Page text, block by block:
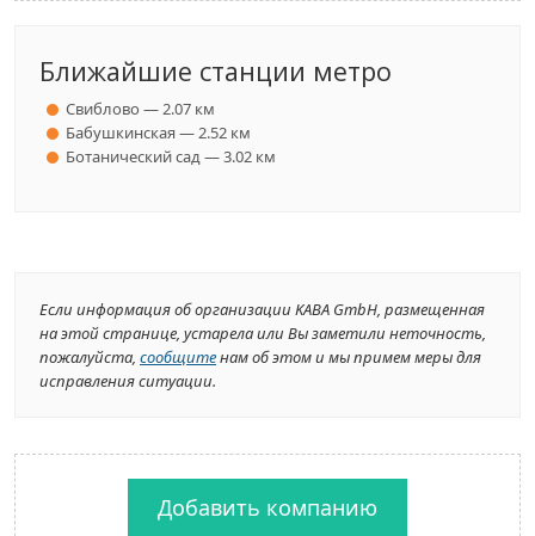
Ближайшие станции метро
Свиблово — 2.07 км
Бабушкинская — 2.52 км
Ботанический сад — 3.02 км
Если информация об организации KABA GmbH, размещенная
на этой странице, устарела или Вы заметили неточность,
пожалуйста, сообщитенам об этом и мы примем меры для
исправления ситуации.
Добавить компанию